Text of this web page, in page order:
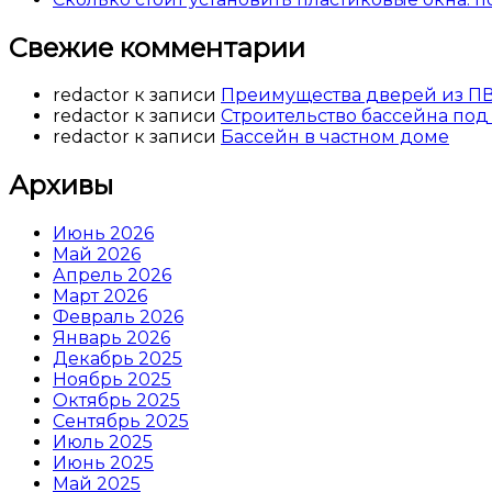
Свежие комментарии
redactor к записи Преимущества дверей из
redactor к записи Строительство бассейна
redactor к записи Бассейн в частном доме
Архивы
Июнь 2026
Май 2026
Апрель 2026
Март 2026
Февраль 2026
Январь 2026
Декабрь 2025
Ноябрь 2025
Октябрь 2025
Сентябрь 2025
Июль 2025
Июнь 2025
Май 2025